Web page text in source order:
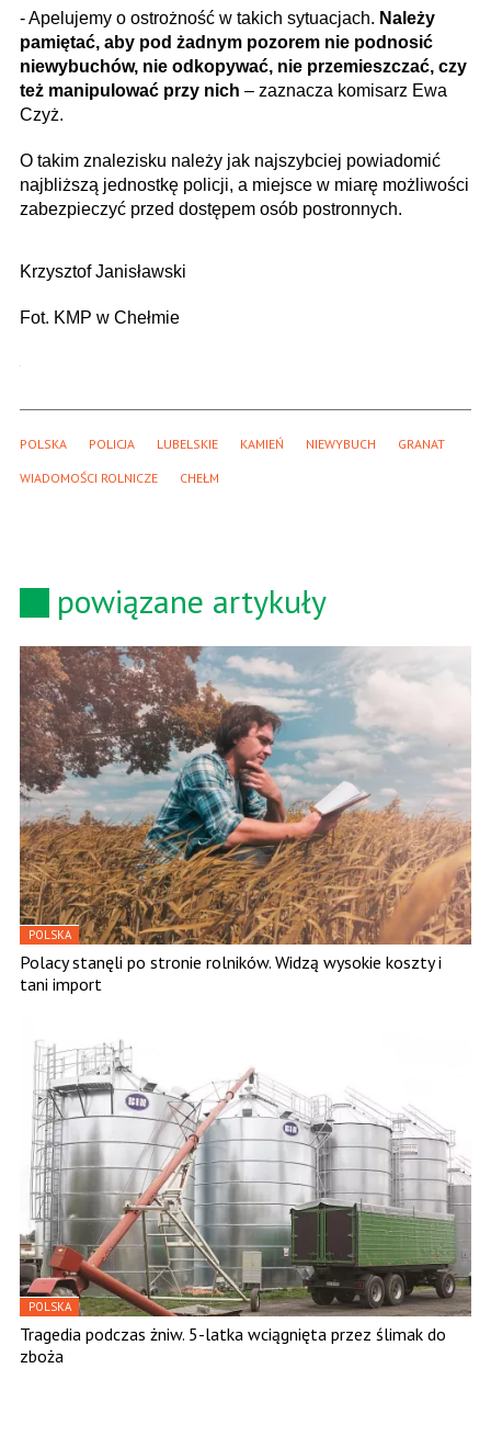
- Apelujemy o ostrożność w takich sytuacjach. Należy
pamiętać, aby pod żadnym pozorem nie podnosić
niewybuchów, nie odkopywać, nie przemieszczać, czy
też manipulować przy nich – zaznacza komisarz Ewa
Czyż.
O takim znalezisku należy jak najszybciej powiadomić
najbliższą jednostkę policji, a miejsce w miarę możliwości
zabezpieczyć przed dostępem osób postronnych.
Krzysztof Janisławski
Fot. KMP w Chełmie
POLSKA POLICJA LUBELSKIE KAMIEŃ NIEWYBUCH GRANAT
WIADOMOŚCI ROLNICZE CHEŁM
powiązane artykuły
POLSKA
Polacy stanęli po stronie rolników. Widzą wysokie koszty i
tani import
POLSKA
Tragedia podczas żniw. 5-latka wciągnięta przez ślimak do
zboża